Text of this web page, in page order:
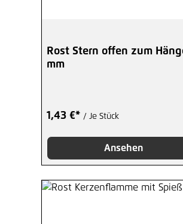
Rost Stern offen zum
mm
1,43 €* / Je Stück
Ansehen